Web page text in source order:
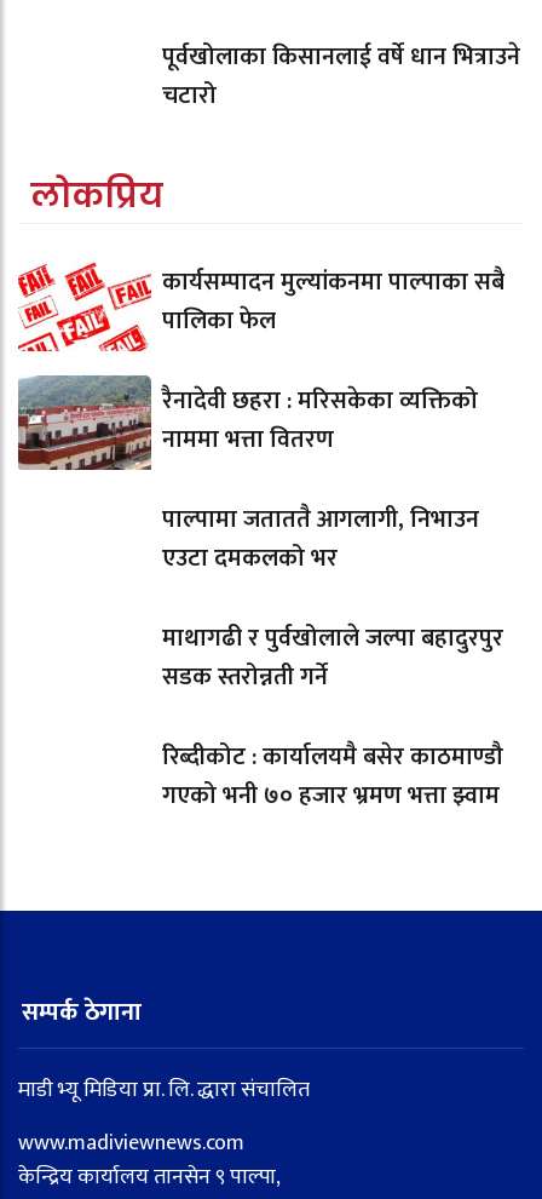
पूर्वखोलाका किसानलाई वर्षे धान भित्राउने
चटारो
लोकप्रिय
कार्यसम्पादन मुल्यांकनमा पाल्पाका सबै
पालिका फेल
रैनादेवी छहरा : मरिसकेका व्यक्तिको
नाममा भत्ता वितरण
पाल्पामा जताततै आगलागी, निभाउन
एउटा दमकलको भर
माथागढी र पुर्वखोलाले जल्पा बहादुरपुर
सडक स्तरोन्नती गर्ने
रिब्दीकोट : कार्यालयमै बसेर काठमाण्डौ
गएको भनी ७० हजार भ्रमण भत्ता झ्वाम
सम्पर्क ठेगाना
माडी भ्यू मिडिया प्रा. लि. द्धारा संचालित
www.madiviewnews.com
केन्द्रिय कार्यालय तानसेन ९ पाल्पा,